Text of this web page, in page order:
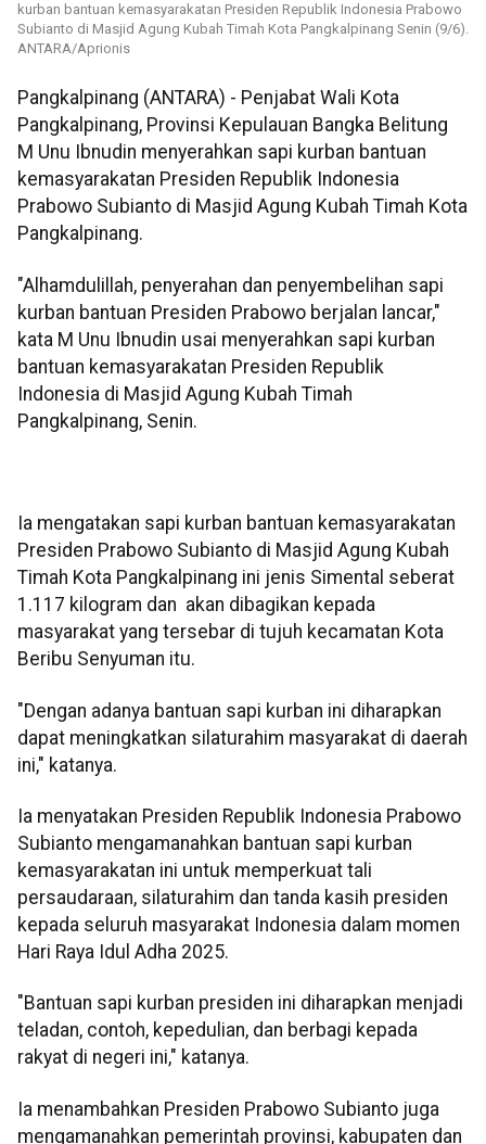
kurban bantuan kemasyarakatan Presiden Republik Indonesia Prabowo
Subianto di Masjid Agung Kubah Timah Kota Pangkalpinang Senin (9/6).
ANTARA/Aprionis
Pangkalpinang (ANTARA) - Penjabat Wali Kota
Pangkalpinang, Provinsi Kepulauan Bangka Belitung
M Unu Ibnudin menyerahkan sapi kurban bantuan
kemasyarakatan Presiden Republik Indonesia
Prabowo Subianto di Masjid Agung Kubah Timah Kota
Pangkalpinang.
"Alhamdulillah, penyerahan dan penyembelihan sapi
kurban bantuan Presiden Prabowo berjalan lancar,"
kata M Unu Ibnudin usai menyerahkan sapi kurban
bantuan kemasyarakatan Presiden Republik
Indonesia di Masjid Agung Kubah Timah
Pangkalpinang, Senin.
Ia mengatakan sapi kurban bantuan kemasyarakatan
Presiden Prabowo Subianto di Masjid Agung Kubah
Timah Kota Pangkalpinang ini jenis Simental seberat
1.117 kilogram dan akan dibagikan kepada
masyarakat yang tersebar di tujuh kecamatan Kota
Beribu Senyuman itu.
"Dengan adanya bantuan sapi kurban ini diharapkan
dapat meningkatkan silaturahim masyarakat di daerah
ini," katanya.
Ia menyatakan Presiden Republik Indonesia Prabowo
Subianto mengamanahkan bantuan sapi kurban
kemasyarakatan ini untuk memperkuat tali
persaudaraan, silaturahim dan tanda kasih presiden
kepada seluruh masyarakat Indonesia dalam momen
Hari Raya Idul Adha 2025.
"Bantuan sapi kurban presiden ini diharapkan menjadi
teladan, contoh, kepedulian, dan berbagi kepada
rakyat di negeri ini," katanya.
Ia menambahkan Presiden Prabowo Subianto juga
mengamanahkan pemerintah provinsi, kabupaten dan